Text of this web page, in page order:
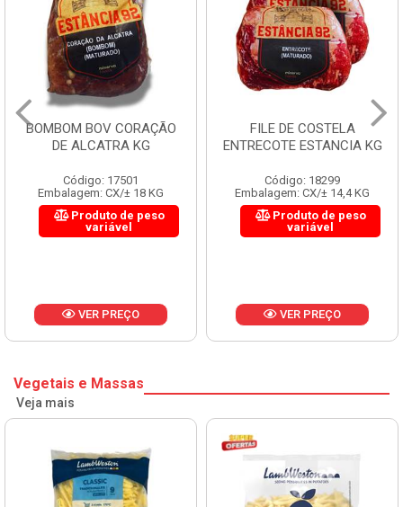
BOMBOM BOV CORAÇÃO
DE ALCATRA KG
Código: 17501
Embalagem: CX/± 18 KG
Produto de peso
variável
VER PREÇO
FILE DE COSTELA
ENTRECOTE ESTANCIA KG
Código: 18299
Embalagem: CX/± 14,4 KG
Produto de peso
variável
VER PREÇO
Vegetais e Massas
Veja mais